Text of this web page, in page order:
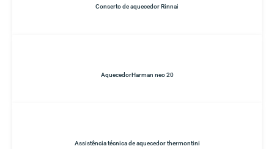
Conserto de aquecedor Rinnai
AquecedorHarman neo 20
Assistência técnica de aquecedor thermontini